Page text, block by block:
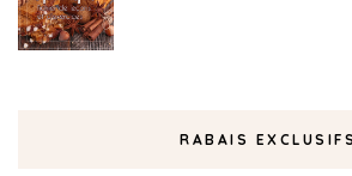
RABAIS EXCLUSIFS